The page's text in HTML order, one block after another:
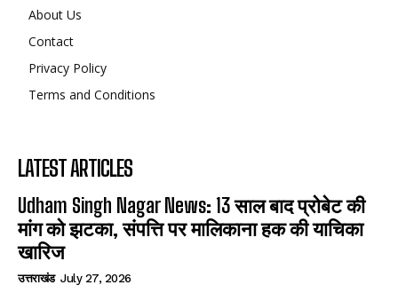
About Us
Contact
Privacy Policy
Terms and Conditions
LATEST ARTICLES
Udham Singh Nagar News: 13 साल बाद प्रोबेट की
मांग को झटका, संपत्ति पर मालिकाना हक की याचिका
खारिज
उत्तराखंड July 27, 2026